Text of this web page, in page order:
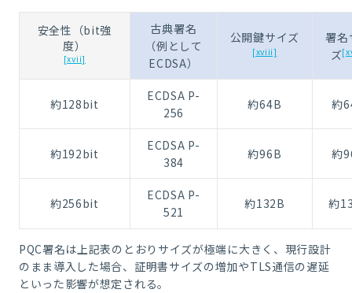
安全性（bit強
度）
[xvii]
古典署名
（例として
ECDSA）
公開鍵サイズ
[xviii]
署名
ズ
約128bit
ECDSA P-
256
約64B 約
約192bit
ECDSA P-
384
約96B 約
約256bit
ECDSA P-
521
約132B 約
PQC署名は上記表のとおりサイズが極端に大きく、現行設計
のまま導入した場合、証明書サイズの増加やTLS通信の遅延
といった影響が想定される。